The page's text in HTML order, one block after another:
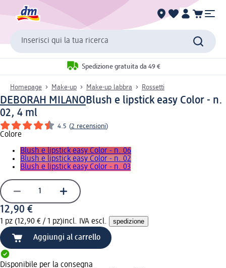
Inserisci qui la tua ricerca
Spedizione gratuita da 49 €
Homepage Make-up Make-up labbra Rossetti
DEBORAH MILANOBlush e lipstick easy Color - n.
02, 4 ml
4.5 (2 recensioni)
Colore
Blush e lipstick easy Color - n. 06
Blush e lipstick easy Color - n. 02
Blush e lipstick easy Color - n. 03
12,90 €
1 pz (12,90 € / 1 pz)incl. IVA escl. spedizione
Aggiungi al carrello
Disponibile per la consegna